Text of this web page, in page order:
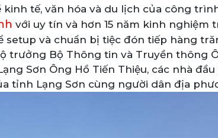
tế, văn hóa và du lịch của công
với uy tín và hơn 15 năm kinh nghiệm
và chuẩn bị tiệc đón tiếp hàng
trưởng Bộ Thông tin và Truyền thông
Sơn Ông Hồ Tiến Thiệu, các nhà
tỉnh Lạng Sơn cùng người dân địa